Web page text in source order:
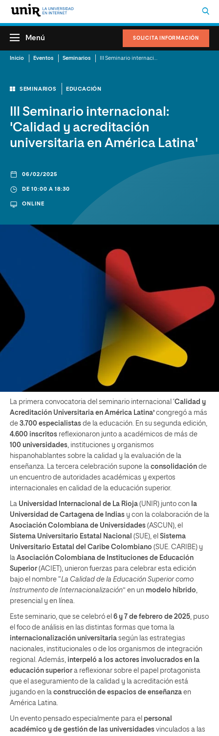
SOLICITA INFORMACIÓN
Menú
Inicio Eventos Seminarios
SEMINARIOS EDUCACIÓN
III Seminario internacional:
'Calidad y acreditación
universitaria en América Latina'
06/02/2025
DE 10:00 A 18:30
ONLINE
La primera convocatoria del seminario internacional ‘Calidad y
Acreditación Universitaria en América Latina’ congregó a más
de 3.700 especialistas de la educación. En su segunda edición,
4.600 inscritos reflexionaron junto a académicos de más de
100 universidades, instituciones y organismos
hispanohablantes sobre la calidad y la evaluación de la
enseñanza. La tercera celebración supone la consolidación de
un encuentro de autoridades académicas y expertos
internacionales en calidad de la educación superior.
La Universidad Internacional de La Rioja (UNIR) junto con la
Universidad de Cartagena de Indias y con la colaboración de la
Asociación Colombiana de Universidades (ASCUN), el
Sistema Universitario Estatal Nacional (SUE), el Sistema
Universitario Estatal del Caribe Colombiano (SUE. CARIBE) y
la Asociación Colombiana de Instituciones de Educación
Superior (ACIET), unieron fuerzas para celebrar esta edición
bajo el nombre “La Calidad de la Educación Superior como
Instrumento de Internacionalización” en un modelo híbrido,
presencial y en línea.
Este seminario, que se celebró el 6 y 7 de febrero de 2025, puso
el foco de análisis en las distintas formas que toma la
internacionalización universitaria según las estrategias
nacionales, institucionales o de los organismos de integración
regional. Además, interpeló a los actores involucrados en la
educación superior a reflexionar sobre el papel protagonista
que el aseguramiento de la calidad y la acreditación está
jugando en la construcción de espacios de enseñanza en
América Latina.
Un evento pensado especialmente para el personal
académico y de gestión de las universidades vinculados a las